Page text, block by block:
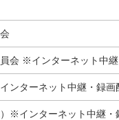
会 ※インターネット中継
ンターネット中継・録画
※インターネット中継・